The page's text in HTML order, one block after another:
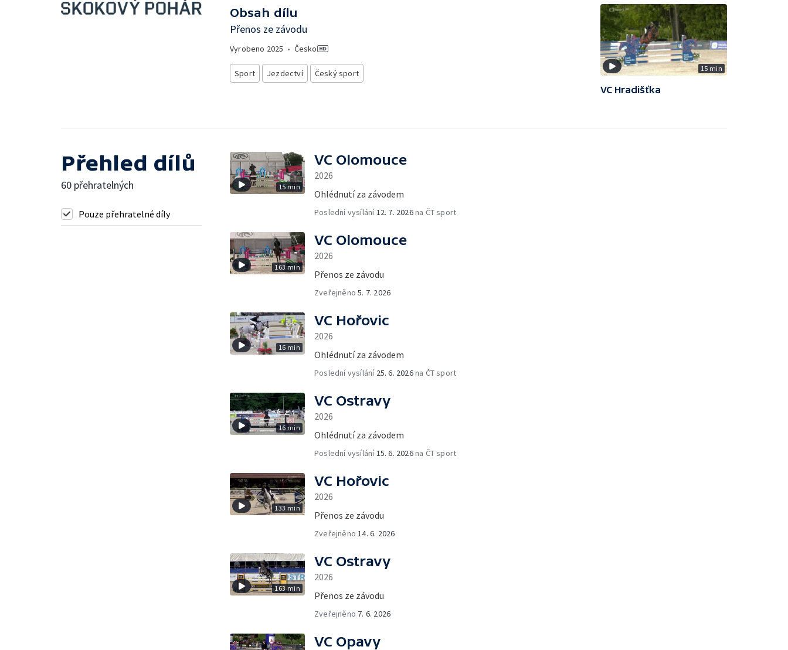
Obsah dílu
Přenos ze závodu
Vyrobeno 2025 • Česko
Sport Jezdectví Český sport 15 min
VC Hradišťka
Přehled dílů
60 přehratelných
Pouze přehratelné díly
15 min
VC Olomouce
2026
Ohlédnutí za závodem
Poslední vysílání 12. 7. 2026na ČT sport
163 min
VC Olomouce
2026
Přenos ze závodu
Zveřejněno5. 7. 2026
16 min
VC Hořovic
2026
Ohlédnutí za závodem
Poslední vysílání 25. 6. 2026na ČT sport
16 min
VC Ostravy
2026
Ohlédnutí za závodem
Poslední vysílání 15. 6. 2026na ČT sport
133 min
VC Hořovic
2026
Přenos ze závodu
Zveřejněno 14. 6. 2026
163 min
VC Ostravy
2026
Přenos ze závodu
Zveřejněno 7. 6. 2026
VC Opavy